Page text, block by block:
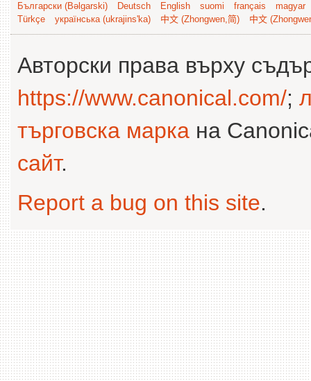
Български (Bəlgarski) Deutsch English suomi français
magyar
Türkçe
українська (ukrajins'ka) 中文 (Zhongwen,简) 中文
Авторски права върху
https://www.canonical.com/;
търговска марка на
сайт.
Report a bug on this site.